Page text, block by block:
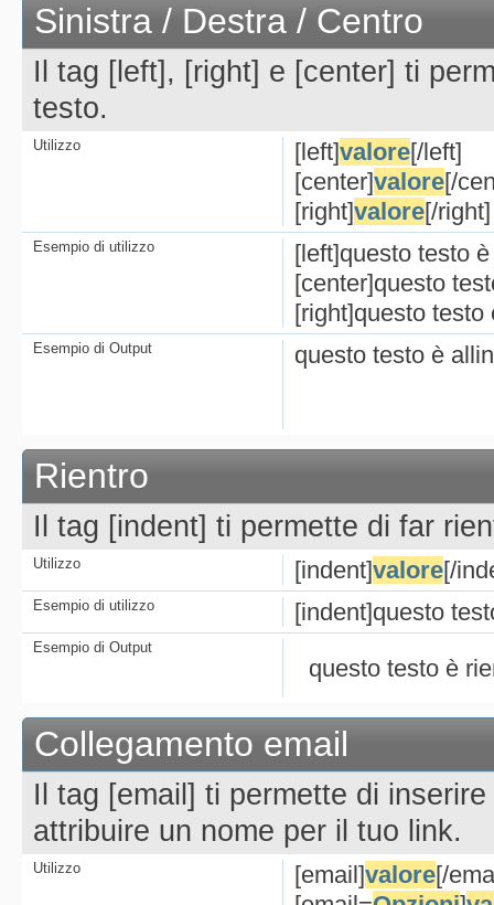
Sinistra / Destra / Centro
Il tag [left], [right] e [center] ti
testo.
[left]valore[/left]
[center]valore[/
[right]valore[/right]
Utilizzo
[left]questo testo
[center]questo
[right]questo testo
Esempio di utilizzo
questo testo è
Esempio di Output
Rientro
Il tag [indent] ti permette di far
[indent]valore[/
Utilizzo
[indent]questo
Esempio di utilizzo
questo testo è
Esempio di Output
Collegamento email
Il tag [email] ti permette di
attribuire un nome per il tuo link.
[email]valore[/
Utilizzo